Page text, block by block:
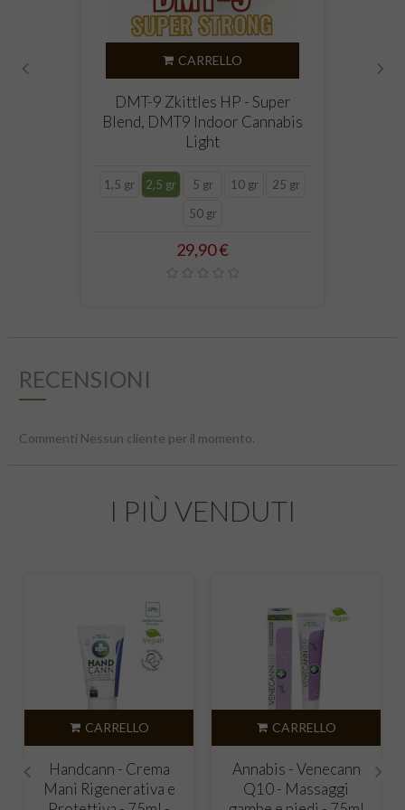
CARRELLO
DMT-9 Zkittles HP - Super
Blend, DMT9 Indoor Cannabis
Light
1,5 gr 2,5 gr 5 gr 10 gr
25 gr
50 gr
Prezzo
29,90 €
RECENSIONI
Commenti Nessun cliente per il momento.
I PIÙ VENDUTI
CARRELLO
Activecann - Pomata
muscoli, legamenti,
CARRELLO
Activecann
Riscaldante - Pomata